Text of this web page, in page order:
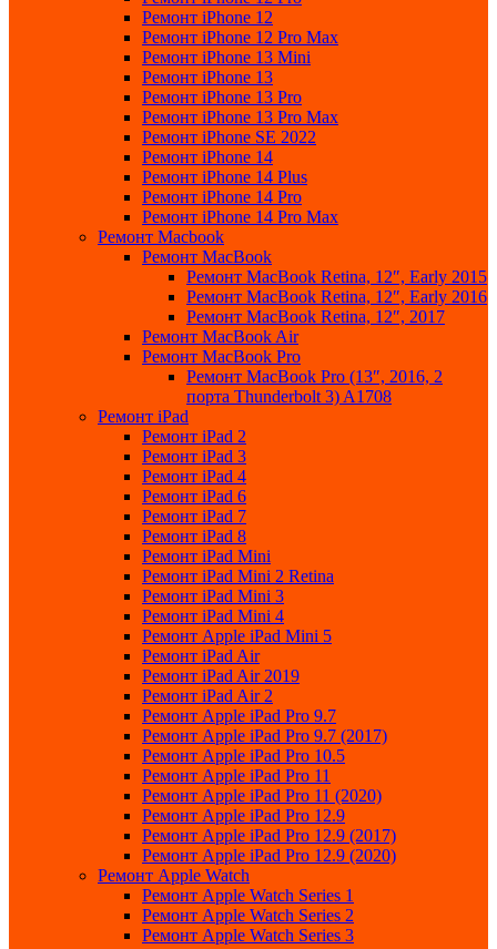
Ремонт iPhone 12
Ремонт iPhone 12 Pro Max
Ремонт iPhone 13 Mini
Ремонт iPhone 13
Ремонт iPhone 13 Pro
Ремонт iPhone 13 Pro Max
Ремонт iPhone SE 2022
Ремонт iPhone 14
Ремонт iPhone 14 Plus
Ремонт iPhone 14 Pro
Ремонт iPhone 14 Pro Max
Ремонт Macbook
Ремонт MacBook
Ремонт MacBook Retina, 12″, Early 2015
Ремонт MacBook Retina, 12″, Early 2016
Ремонт MacBook Retina, 12″, 2017
Ремонт MacBook Air
Ремонт MacBook Pro
Ремонт MacBook Pro (13″, 2016, 2
порта Thunderbolt 3) A1708
Ремонт iPad
Ремонт iPad 2
Ремонт iPad 3
Ремонт iPad 4
Ремонт iPad 6
Ремонт iPad 7
Ремонт iPad 8
Ремонт iPad Mini
Ремонт iPad Mini 2 Retina
Ремонт iPad Mini 3
Ремонт iPad Mini 4
Ремонт Apple iPad Mini 5
Ремонт iPad Air
Ремонт iPad Air 2019
Ремонт iPad Air 2
Ремонт Apple iPad Pro 9.7
Ремонт Apple iPad Pro 9.7 (2017)
Ремонт Apple iPad Pro 10.5
Ремонт Apple iPad Pro 11
Ремонт Apple iPad Pro 11 (2020)
Ремонт Apple iPad Pro 12.9
Ремонт Apple iPad Pro 12.9 (2017)
Ремонт Apple iPad Pro 12.9 (2020)
Ремонт Apple Watch
Ремонт Apple Watch Series 1
Ремонт Apple Watch Series 2
Ремонт Apple Watch Series 3